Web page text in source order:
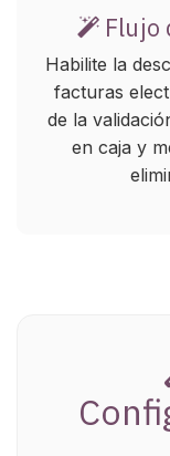
Flujo
Habilite la
facturas
de la
en caja y